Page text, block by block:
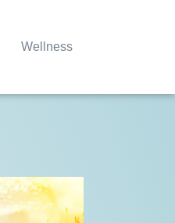
Wellness